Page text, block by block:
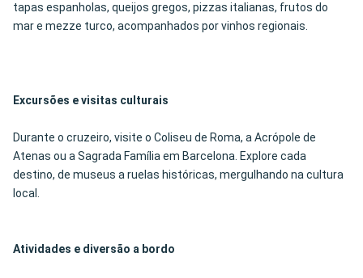
tapas espanholas, queijos gregos, pizzas italianas, frutos do
mar e mezze turco, acompanhados por vinhos regionais.
Excursões e visitas culturais
Durante o cruzeiro, visite o Coliseu de Roma, a Acrópole de
Atenas ou a Sagrada Família em Barcelona. Explore cada
destino, de museus a ruelas históricas, mergulhando na cultura
local.
Atividades e diversão a bordo